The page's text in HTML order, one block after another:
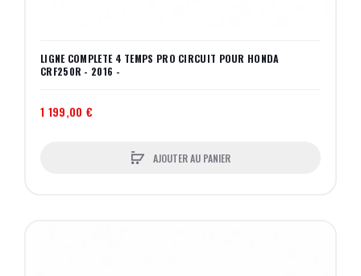
LIGNE COMPLETE 4 TEMPS PRO CIRCUIT POUR HONDA
CRF250R - 2016 -
1 199,00 €
AJOUTER AU PANIER